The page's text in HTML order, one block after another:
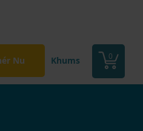
0
Nu Khums